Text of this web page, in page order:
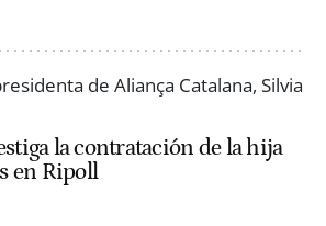
la contratación de la hija
en Ripoll